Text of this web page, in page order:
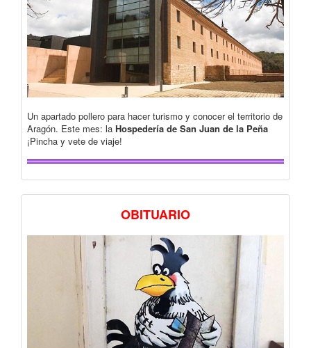
Un apartado pollero para hacer turismo y conocer el territorio de
Aragón. Este mes: la Hospedería de San Juan de la Peña
¡Pincha y vete de viaje!
OBITUARIO